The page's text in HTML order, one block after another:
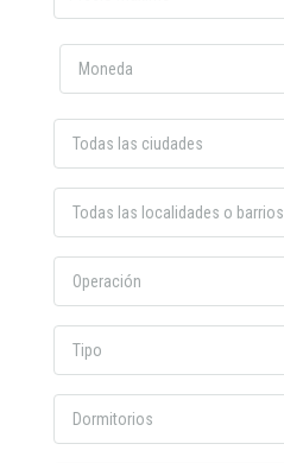
Moneda
Todas las ciudades
Todas las localidades o barrios
Operación
Tipo
Dormitorios